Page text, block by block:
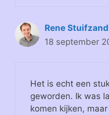
Rene Stuifzand
18 september
Het is echt een
geworden. Ik was
komen kijken,